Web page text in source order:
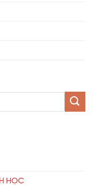
HỌC